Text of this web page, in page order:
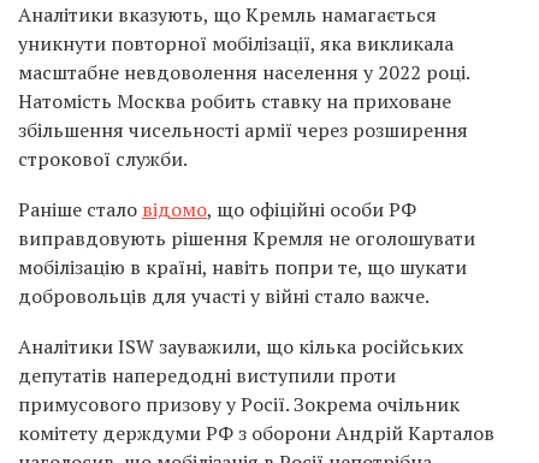
Аналітики вказують, що Кремль намагається
уникнути повторної мобілізації, яка викликала
масштабне невдоволення населення у 2022 році.
Натомість Москва робить ставку на приховане
збільшення чисельності армії через розширення
строкової служби.
Раніше стало відомо, що офіційні особи РФ
виправдовують рішення Кремля не оголошувати
мобілізацію в країні, навіть попри те, що шукати
добровольців для участі у війні стало важче.
Аналітики ISW зауважили, що кілька російських
депутатів напередодні виступили проти
примусового призову у Росії. Зокрема очільник
комітету держдуми РФ з оборони Андрій Карталов